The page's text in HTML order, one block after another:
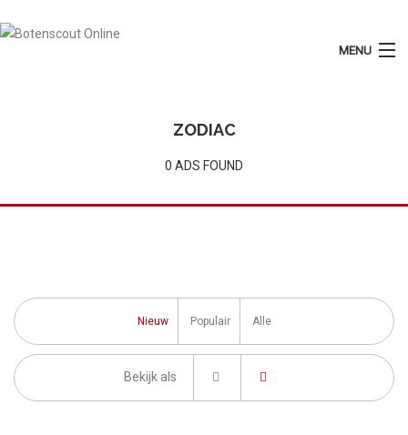
MENU
Contact
ZODIAC
0 ADS FOUND
Nieuw Populair Alle
Bekijk als